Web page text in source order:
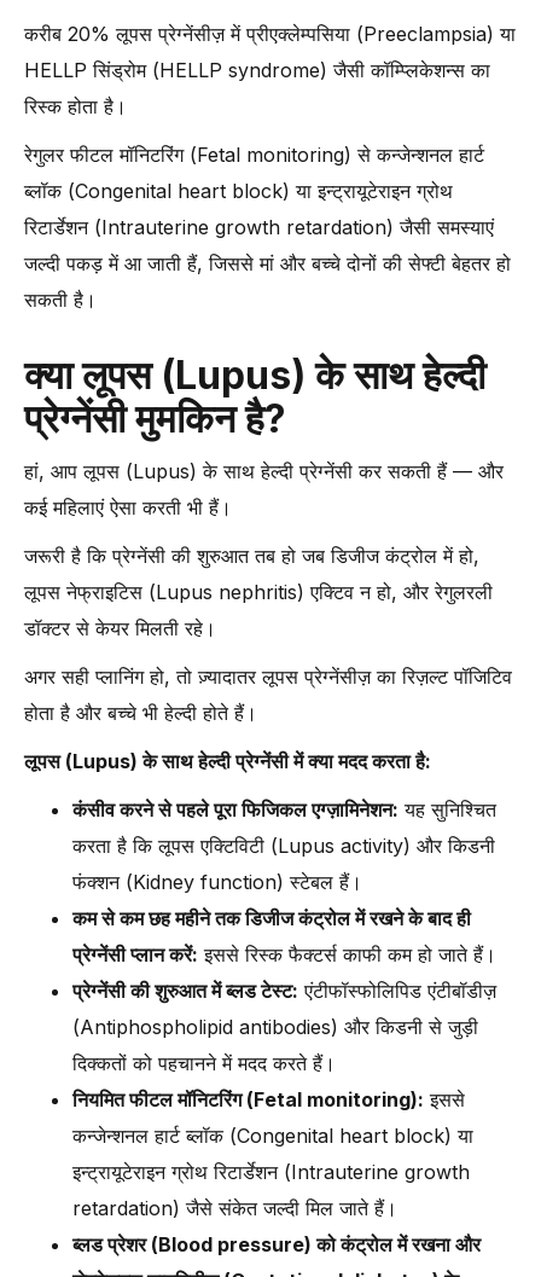
करीब 20% लूपस प्रेग्नेंसीज़ में प्रीएक्लेम्पसिया (Preeclampsia) या
HELLP सिंड्रोम (HELLP syndrome) जैसी कॉम्प्लिकेशन्स का
रिस्क होता है।
रेगुलर फीटल मॉनिटरिंग (Fetal monitoring) से कन्जेन्शनल हार्ट
ब्लॉक (Congenital heart block) या इन्ट्रायूटेराइन ग्रोथ
रिटार्डेशन (Intrauterine growth retardation) जैसी समस्याएं
जल्दी पकड़ में आ जाती हैं, जिससे मां और बच्चे दोनों की सेफ्टी बेहतर हो
सकती है।
क्या लूपस (Lupus) के साथ हेल्दी
प्रेग्नेंसी मुमकिन है?
हां, आप लूपस (Lupus) के साथ हेल्दी प्रेग्नेंसी कर सकती हैं — और
कई महिलाएं ऐसा करती भी हैं।
जरूरी है कि प्रेग्नेंसी की शुरुआत तब हो जब डिजीज कंट्रोल में हो,
लूपस नेफ्राइटिस (Lupus nephritis) एक्टिव न हो, और रेगुलरली
डॉक्टर से केयर मिलती रहे।
अगर सही प्लानिंग हो, तो ज़्यादातर लूपस प्रेग्नेंसीज़ का रिज़ल्ट पॉजिटिव
होता है और बच्चे भी हेल्दी होते हैं।
लूपस (Lupus) के साथ हेल्दी प्रेग्नेंसी में क्या मदद करता है:
कंसीव करने से पहले पूरा फिजिकल एग्ज़ामिनेशन: यह सुनिश्चित
करता है कि लूपस एक्टिविटी (Lupus activity) और किडनी
फंक्शन (Kidney function) स्टेबल हैं।
कम से कम छह महीने तक डिजीज कंट्रोल में रखने के बाद ही
प्रेग्नेंसी प्लान करें: इससे रिस्क फैक्टर्स काफी कम हो जाते हैं।
प्रेग्नेंसी की शुरुआत में ब्लड टेस्ट: एंटीफॉस्फोलिपिड एंटीबॉडीज़
(Antiphospholipid antibodies) और किडनी से जुड़ी
दिक्कतों को पहचानने में मदद करते हैं।
नियमित फीटल मॉनिटरिंग (Fetal monitoring): इससे
कन्जेन्शनल हार्ट ब्लॉक (Congenital heart block) या
इन्ट्रायूटेराइन ग्रोथ रिटार्डेशन (Intrauterine growth
retardation) जैसे संकेत जल्दी मिल जाते हैं।
ब्लड प्रेशर (Blood pressure) को कंट्रोल में रखना और